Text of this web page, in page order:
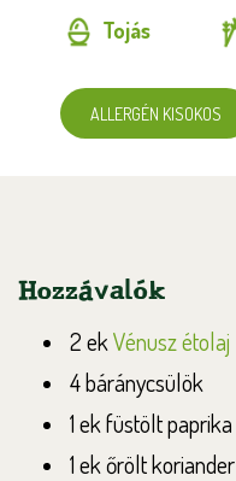
Tojás
ALLERGÉN KISOKOS
Hozzávalók
2 ekVénusz étolaj
4 báránycsülök
1 ek füstölt paprika
1 ek őrölt koriander